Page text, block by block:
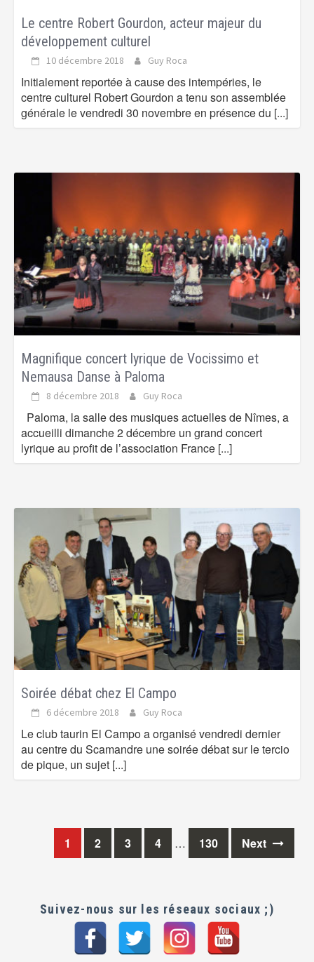
Le centre Robert Gourdon, acteur majeur du
développement culturel
10 décembre 2018 Guy Roca
Initialement reportée à cause des intempéries, le
centre culturel Robert Gourdon a tenu son assemblée
générale le vendredi 30 novembre en présence du [...]
Magnifique concert lyrique de Vocissimo et
Nemausa Danse à Paloma
8 décembre 2018 Guy Roca
Paloma, la salle des musiques actuelles de Nîmes, a
accueilli dimanche 2 décembre un grand concert
lyrique au profit de l’association France [...]
Soirée débat chez El Campo
6 décembre 2018 Guy Roca
Le club taurin El Campo a organisé vendredi dernier
au centre du Scamandre une soirée débat sur le tercio
de pique, un sujet [...]
1 2 3 4 … 130 Next
Suivez-nous sur les réseaux sociaux ;)